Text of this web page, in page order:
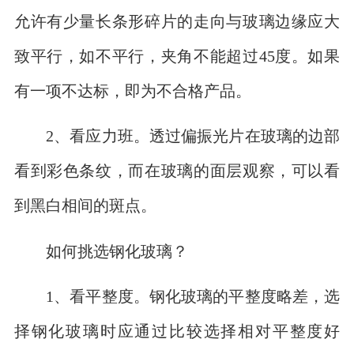
允许有少量长条形碎片的走向与玻璃边缘应大
致平行，如不平行，夹角不能超过45度。如果
有一项不达标，即为不合格产品。
2、看应力班。透过偏振光片在玻璃的边部
看到彩色条纹，而在玻璃的面层观察，可以看
到黑白相间的斑点。
如何挑选钢化玻璃？
1、看平整度。钢化玻璃的平整度略差，选
择钢化玻璃时应通过比较选择相对平整度好